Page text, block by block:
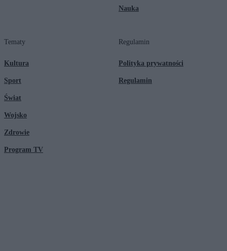
Nauka
Tematy
Kultura
Sport
Świat
Wojsko
Zdrowie
Program TV
Regulamin
Polityka prywatności
Regulamin